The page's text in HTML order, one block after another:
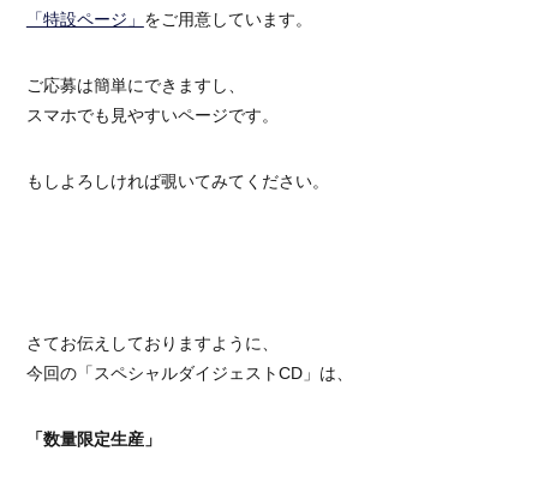
「特設ページ」 をご用意しています。
ご応募は簡単にできますし、
スマホでも見やすいページです。
もしよろしければ覗いてみてください。
さてお伝えしておりますように、
今回の「スペシャルダイジェストCD」は、
「数量限定生産」